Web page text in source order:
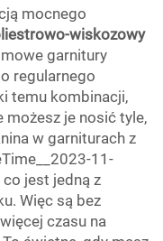
mocnego
wiskozowy
garnitury
regularnego
temu kombinacji,
możesz je nosić tyle,
w garniturach z
11-
co jest jedną z
Więc są bez
czasu na